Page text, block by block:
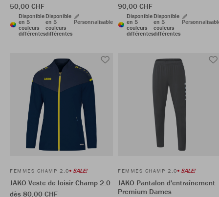
50,00 CHF
Disponible
en 5
couleurs
différentes
Disponible
en 5
couleurs
différentes
Personnalisable
90,00 CHF
Disponible
en 5
couleurs
différentes
Disponible
en 5
couleurs
différentes
FEMMES CHAMP 2.0 SALE!
JAKO Veste de loisir Champ 2.0
dès 80,00 CHF
FEMMES CHAMP 2.0 SALE!
JAKO Pantalon d'entraînement
Premium Dames